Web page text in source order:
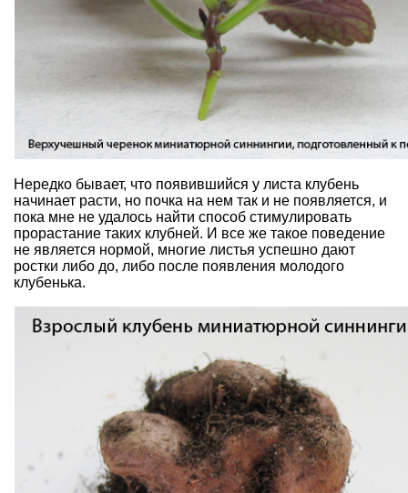
Нередко бывает, что появившийся у листа клубень
начинает расти, но почка на нем так и не появляется, и
пока мне не удалось найти способ стимулировать
прорастание таких клубней. И все же такое поведение
не является нормой, многие листья успешно дают
ростки либо до, либо после появления молодого
клубенька.